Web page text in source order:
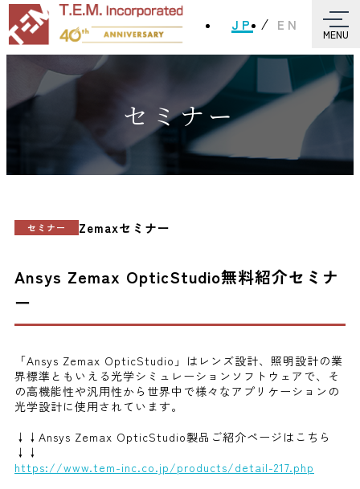
JP EN
MENU
セミナー
セミナー Zemaxセミナー
Ansys Zemax OpticStudio無料紹介セミナ
ー
「Ansys Zemax OpticStudio」はレンズ設計、照明設計の業
界標準ともいえる光学シミュレーションソフトウェアで、そ
の高機能性や汎用性から世界中で様々なアプリケーションの
光学設計に使用されています。
↓↓Ansys Zemax OpticStudio製品ご紹介ページはこちら
↓↓
https://www.tem-inc.co.jp/products/detail-217.php